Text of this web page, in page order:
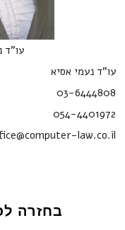
עו"ד
עו"ד נעמי אסיא
03-6444808
054-4401972
law.co.il
בחזרה